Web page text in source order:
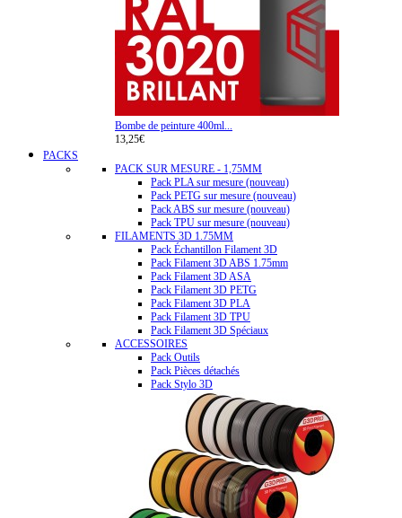
Bombe de peinture 400ml...
13,25€
PACKS
PACK SUR MESURE - 1,75MM
Pack PLA sur mesure (nouveau)
Pack PETG sur mesure (nouveau)
Pack ABS sur mesure (nouveau)
Pack TPU sur mesure (nouveau)
FILAMENTS 3D 1.75MM
Pack Échantillon Filament 3D
Pack Filament 3D ABS 1.75mm
Pack Filament 3D ASA
Pack Filament 3D PETG
Pack Filament 3D PLA
Pack Filament 3D TPU
Pack Filament 3D Spéciaux
ACCESSOIRES
Pack Outils
Pack Pièces détachés
Pack Stylo 3D